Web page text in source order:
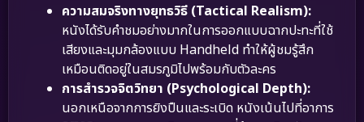
ความสมจริงทางยุทธวิธี (Tactical Realism):
หนังได้รับคำชมอย่างมากในการออกแบบฉากปะทะที่ใช้
เสียงและมุมกล้องแบบ Handheld ทำให้ผู้ชมรู้สึก
เหมือนติดอยู่ในสมรภูมิไปพร้อมกับตัวละคร
การสำรวจจิตวิทยา (Psychological Depth):
นอกเหนือจากการยิงปืนและระเบิด หนังเน้นไปที่อาการ